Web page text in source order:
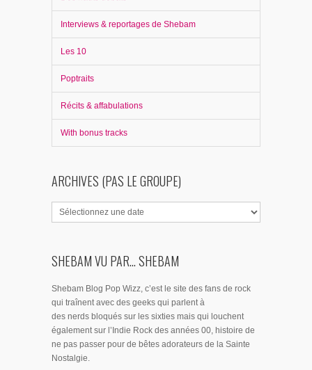
Interviews & reportages de Shebam
Les 10
Poptraits
Récits & affabulations
With bonus tracks
ARCHIVES (PAS LE GROUPE)
SHEBAM VU PAR... SHEBAM
Shebam Blog Pop Wizz, c’est le site des fans de rock
qui traînent avec des geeks qui parlent à
des nerds bloqués sur les sixties mais qui louchent
également sur l’Indie Rock des années 00, histoire de
ne pas passer pour de bêtes adorateurs de la Sainte
Nostalgie.